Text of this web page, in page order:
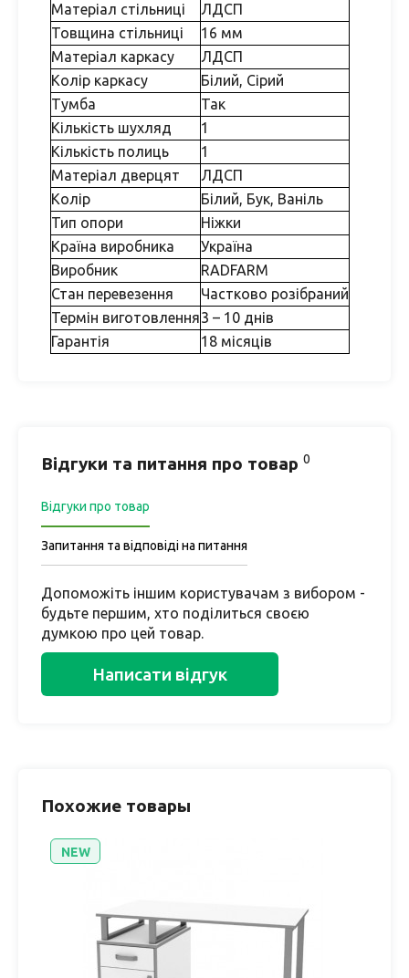
Матеріал стільниці
ЛДСП
Товщина стільниці
16 мм
Матеріал каркасу
ЛДСП
Колір каркасу
Білий, Сірий
Тумба
Так
Кількість шухляд
1
Кількість полиць
1
Матеріал дверцят
ЛДСП
Колір
Білий, Бук, Ваніль
Тип опори
Ніжки
Країна виробника
Україна
Виробник
RADFARM
Стан перевезення
Частково розібраний
Термін виготовлення3 – 10 днів
Гарантія
18 місяців
Відгуки та питання про товар 0
Відгуки про товар
Запитання та відповіді на питання
Допоможіть іншим користувачам з вибором -
будьте першим, хто поділиться своєю
думкою про цей товар.
Написати відгук
Похожие товары
NEW